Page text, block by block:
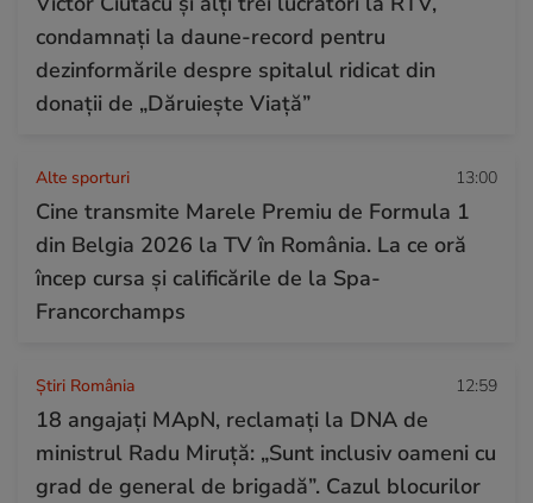
condamnați la daune-record pentru
dezinformările despre spitalul ridicat din
donații de „Dăruiește Viață”
Alte sporturi 13:00
Cine transmite Marele Premiu de Formula 1
din Belgia 2026 la TV în România. La ce oră
încep cursa și calificările de la Spa-
Francorchamps
Știri România 12:59
18 angajați MApN, reclamați la DNA de
ministrul Radu Miruță: „Sunt inclusiv oameni cu
grad de general de brigadă”. Cazul blocurilor